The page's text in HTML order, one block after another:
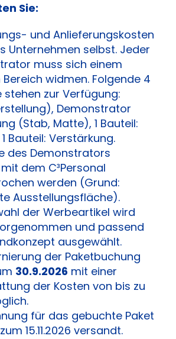
Sie:
und Anlieferungskosten
Unternehmen selbst. Jeder
muss sich einem
widmen. Folgende 4
stehen zur Verfügung:
Demonstrator
(Stab, Matte), 1 Bauteil:
Bauteil: Verstärkung.
des Demonstrators
dem C³Personal
werden (Grund:
Ausstellungsfläche).
der Werbeartikel wird
und passend
ausgewählt.
der Paketbuchung
30.9.2026 mit einer
der Kosten von bis zu
für das gebuchte Paket
15.11.2026 versandt.